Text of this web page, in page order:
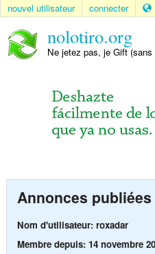
nouvel utilisateur connecter
nolotiro.org
Ne jetez pas, je Gift (sans
Annonces publiées
Nom d'utilisateur: roxadar
Membre depuis: 14 novembre